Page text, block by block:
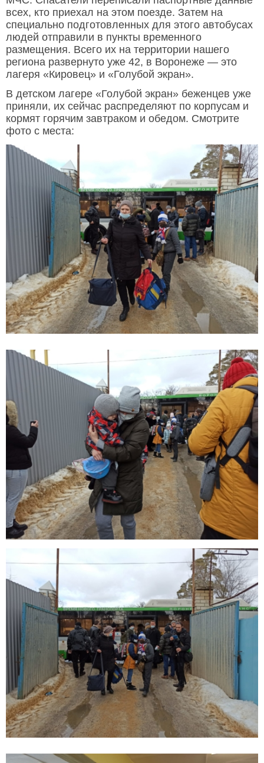
всех, кто приехал на этом поезде. Затем на
специально подготовленных для этого автобусах
людей отправили в пункты временного
размещения. Всего их на территории нашего
региона развернуто уже 42, в Воронеже — это
лагеря «Кировец» и «Голубой экран».
В детском лагере «Голубой экран» беженцев уже
приняли, их сейчас распределяют по корпусам и
кормят горячим завтраком и обедом. Смотрите
фото с места: